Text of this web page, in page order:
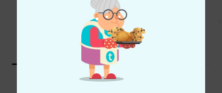
GENAU DIESES PRODUKT
Oriental Grey
Vergleichen